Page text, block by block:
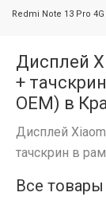
Redmi Note 13 Pro
Дисплей
+
OEM) в
Дисплей
тачскрин в
Все